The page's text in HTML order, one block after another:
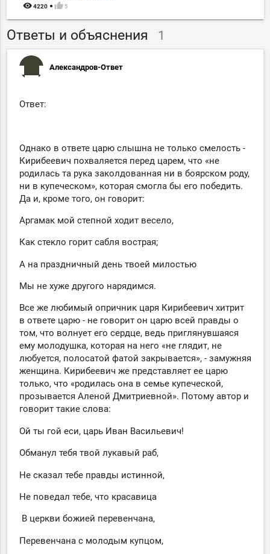
remove_red_eye 4220 thumb_up 5
Ответы и объяснения 1
Александров-Ответ
Ответ:
Однако в ответе царю слышна не только смелость -
Кирибеевич похваляется перед царем, что «не
родилась та рука заколдованная ни в боярском роду,
ни в купеческом», которая смогла бы его победить.
Да и, кроме того, он говорит:
Аргамак мой степной ходит весело,
Как стекло горит сабля вострая;
А на праздничный день твоей милостью
Мы не хуже другого нарядимся.
Все же любимый опричник царя Кирибеевич хитрит
в ответе царю - не говорит он царю всей правды о
том, что волнует его сердце, ведь приглянувшаяся
ему молодушка, которая на него «не глядит, не
любуется, полосатой фатой закрывается», - замужняя
женщина. Кирибеевич же представляет ее царю
только, что «родилась она в семье купеческой,
прозывается Аленой Дмитриевной». Потому автор и
говорит такие слова:
Ой ты гой еси, царь Иван Васильевич!
Обманул тебя твой лукавый раб,
Не сказал тебе правды истинной,
Не поведал тебе, что красавица
В церкви божией перевенчана,
Перевенчана с молодым купцом,